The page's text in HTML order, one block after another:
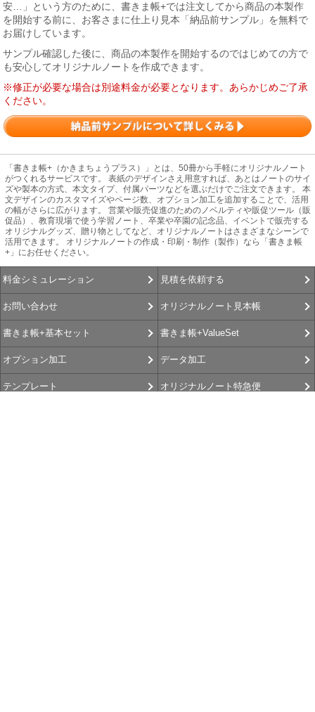
安…」という方のために、書きま帳+では注文してから商品の本製作
を開始する前に、お客さまに仕上り見本「納品前サンプル」を無料で
お届けしています。
サンプル確認した後に、商品の本製作を開始するのではじめての方で
も安心してオリジナルノートを作成できます。
※修正が必要な場合は別途料金が必要となります。あらかじめご了承
ください。
「書きま帳+（かきまちょうプラス）」とは、50冊から手軽にオリジナルノート
がつくれるサービスです。 表紙のデザインさえ用意すれば、あとはノートのサイ
ズや製本の方式、本文タイプ、付属パーツなどを選ぶだけでご注文できます。 本
文デザインのカスタマイズやページ数、オプション加工を追加することで、活用
の幅がさらに広がります。 営業や販売促進のためのノベルティや販促ツール（販
促品）、教育現場で使う学習ノート、卒業や卒園の記念品、イベントで販売する
オリジナルグッズ、贈り物としてなど、オリジナルノートはさまざまなシーンで
活用できます。 オリジナルノートの作成・印刷・制作（製作）なら「書きま帳
+」にお任せください。
料金シミュレーション 見積を依頼する
お問い合わせ オリジナルノート見本帳
書きま帳+基本セット 書きま帳+ValueSet
オプション加工 データ加工
テンプレート オリジナルノート特急便